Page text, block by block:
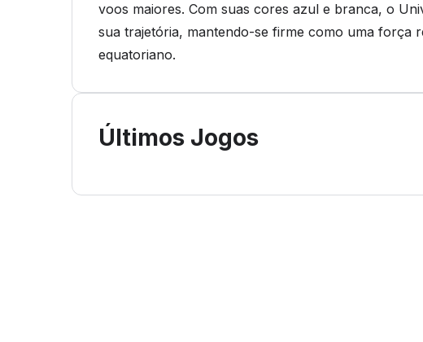
voos maiores. Com suas cores azul e branca, o
sua trajetória, mantendo-se firme como uma força
equatoriano.
Últimos Jogos